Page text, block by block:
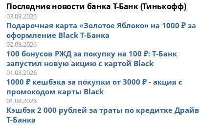
Последние новости банка Т-Банк (Тинькофф)
03.08.2026
Подарочная карта «Золотое Яблоко» на 1000 ₽ за
оформление Black Т-Банка
02.08.2026
100 бонусов РЖД за покупку на 100 ₽: Т-Банк
запустил новую акцию с картой Black
01.08.2026
1000 ₽ кешбэка за покупки от 3000 ₽ - акция с
промокодом карты Black
01.08.2026
Кэшбэк 2 000 рублей за траты по кредитке Драйв
Т-Банка